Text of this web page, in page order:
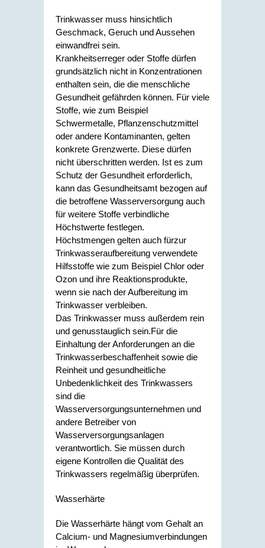
Trinkwasser muss hinsichtlich
Geschmack, Geruch und Aussehen
einwandfrei sein.
Krankheitserreger oder Stoffe dürfen
grundsätzlich nicht in Konzentrationen
enthalten sein, die die menschliche
Gesundheit gefährden können. Für viele
Stoffe, wie zum Beispiel
Schwermetalle, Pflanzenschutzmittel
oder andere Kontaminanten, gelten
konkrete Grenzwerte. Diese dürfen
nicht überschritten werden. Ist es zum
Schutz der Gesundheit erforderlich,
kann das Gesundheitsamt bezogen auf
die betroffene Wasserversorgung auch
für weitere Stoffe verbindliche
Höchstwerte festlegen.
Höchstmengen gelten auch fürzur
Trinkwasseraufbereitung verwendete
Hilfsstoffe wie zum Beispiel Chlor oder
Ozon und ihre Reaktionsprodukte,
wenn sie nach der Aufbereitung im
Trinkwasser verbleiben.
Das Trinkwasser muss außerdem rein
und genusstauglich sein.Für die
Einhaltung der Anforderungen an die
Trinkwasserbeschaffenheit sowie die
Reinheit und gesundheitliche
Unbedenklichkeit des Trinkwassers
sind die
Wasserversorgungsunternehmen und
andere Betreiber von
Wasserversorgungsanlagen
verantwortlich. Sie müssen durch
eigene Kontrollen die Qualität des
Trinkwassers regelmäßig überprüfen.
Wasserhärte
Die Wasserhärte hängt vom Gehalt an
Calcium- und Magnesiumverbindungen